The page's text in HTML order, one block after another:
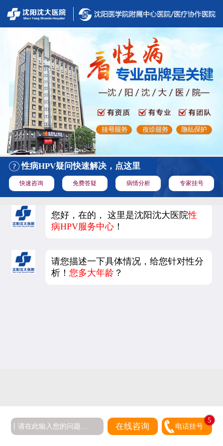
性病HPV疑问快速解决，点这里
快速咨询 免费答疑 病情分析 专家挂号
您好，在的， 这里是沈阳沈大医院性
病HPV服务中心 ！
请您描述一下具体情况，给您针对性分
析！您多大年龄 ？
在线咨询 电话挂号
5